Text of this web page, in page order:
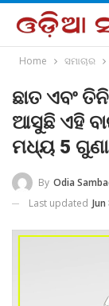
Home ସମାଚାର
ଛାତ ଏବଂ
ଆସୁଛି ଏହି
ମଧ୍ୟ 5
By Odia
Last updated